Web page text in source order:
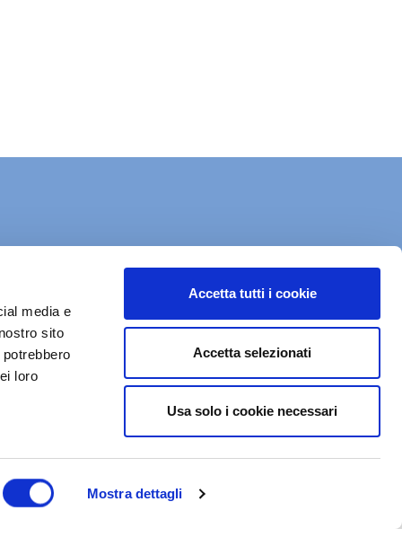
media e
sito
loro
Mostra dettagli
Accetta tutti i cookie
Accetta selezionati
Usa solo i cookie necessari
Dal maggio 2023 NEDValue S.r.l.
promuove e supporta pratiche di